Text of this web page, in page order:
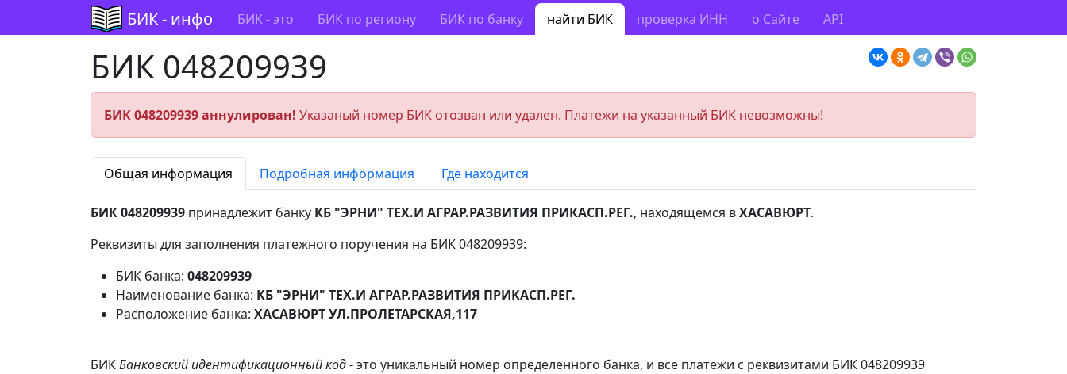
БИК - инфо БИК - это БИК по региону БИК по банку найти БИК проверка ИНН о Сайте API
БИК 048209939
БИК 048209939 аннулирован! Указаный номер БИК отозван или удален. Платежи на указанный БИК невозможны!
Общая информация Подробная информация Где находится
БИК 048209939 принадлежит банку КБ "ЭРНИ" ТЕХ.И АГРАР.РАЗВИТИЯ ПРИКАСП.РЕГ., находящемся вХАСАВЮРТ.
Реквизиты для заполнения платежного поручения на БИК 048209939:
БИК банка: 048209939
Наименование банка: КБ "ЭРНИ" ТЕХ.И АГРАР.РАЗВИТИЯ ПРИКАСП.РЕГ.
Расположение банка: ХАСАВЮРТ УЛ.ПРОЛЕТАРСКАЯ,117
БИКБанковский идентификационный код- это уникальный номер определенного банка, и все платежи с реквизитами БИК 048209939